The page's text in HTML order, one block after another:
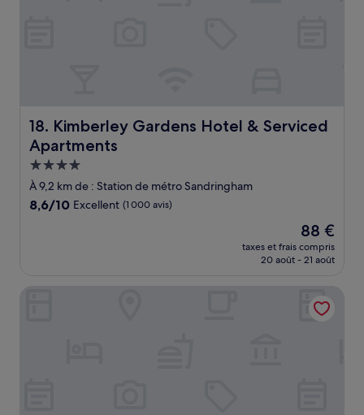
18. Kimberley Gardens Hotel & Serviced
Apartments
Kimberley Gardens Hotel & Serviced Apartments
Hébergement
4.0 étoiles
À 9,2 km de : Station de métro Sandringham
8.6
8,6/10 Excellent (1 000 avis)
Le
nouveau
prix
de
88 €
88 €
taxes et frais compris
20 août - 21 août